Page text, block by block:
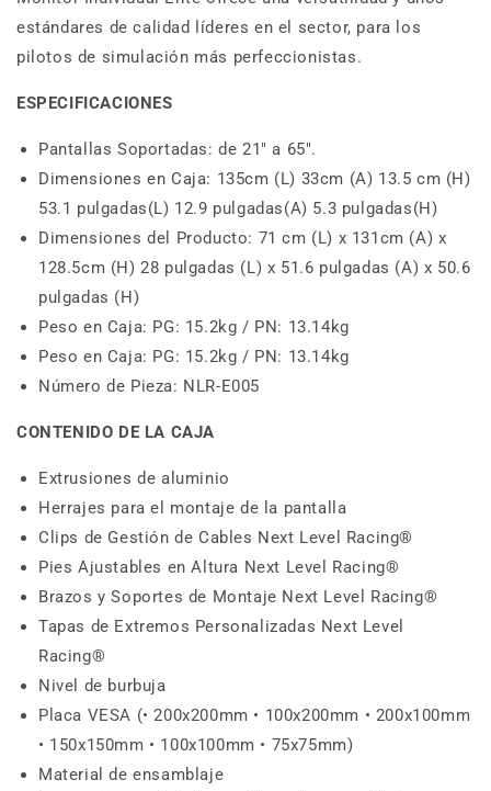
estándares de calidad líderes en el sector, para los
pilotos de simulación más perfeccionistas.
ESPECIFICACIONES
Pantallas Soportadas: de 21″ a 65″.
Dimensiones en Caja: 135cm (L) 33cm (A) 13.5 cm (H)
53.1 pulgadas(L) 12.9 pulgadas(A) 5.3 pulgadas(H)
Dimensiones del Producto: 71 cm (L) x 131cm (A) x
128.5cm (H) 28 pulgadas (L) x 51.6 pulgadas (A) x 50.6
pulgadas (H)
Peso en Caja: PG: 15.2kg / PN: 13.14kg
Peso en Caja: PG: 15.2kg / PN: 13.14kg
Número de Pieza: NLR-E005
CONTENIDO DE LA CAJA
Extrusiones de aluminio
Herrajes para el montaje de la pantalla
Clips de Gestión de Cables Next Level Racing®
Pies Ajustables en Altura Next Level Racing®
Brazos y Soportes de Montaje Next Level Racing®
Tapas de Extremos Personalizadas Next Level
Racing®
Nivel de burbuja
Placa VESA (• 200x200mm • 100x200mm • 200x100mm
• 150x150mm • 100x100mm • 75x75mm)
Material de ensamblaje